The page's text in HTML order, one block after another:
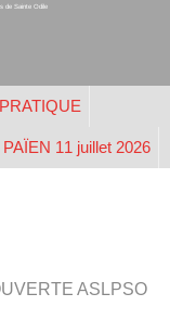
de Sainte Odile
11 juillet 2026
ASLPSO